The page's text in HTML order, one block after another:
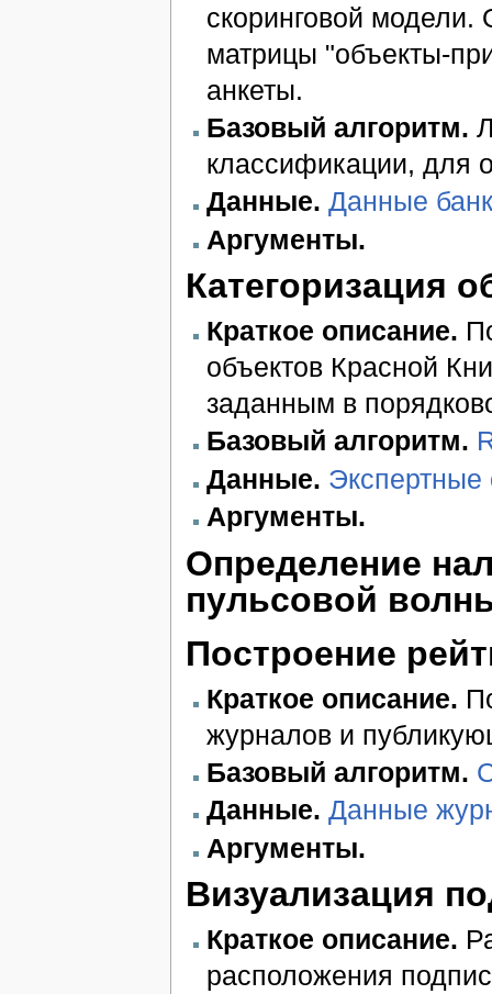
скоринговой
матрицы "объекты-
анкеты.
Базовый алгоритм.
классификации, для
Данные. Данные
Аргументы.
Категоризация
Краткое описание.
объектов Красной
заданным в
Базовый алгоритм.
Данные. Экспертные
Аргументы.
Определение
пульсовой
Построение
Краткое описание.
журналов и
Базовый алгоритм.
Данные. Данные
Аргументы.
Визуализация
Краткое описание.
расположения